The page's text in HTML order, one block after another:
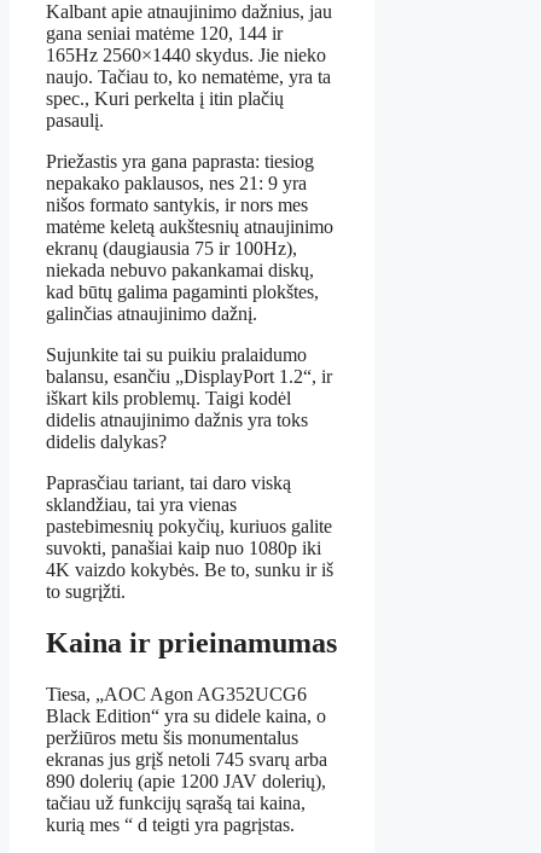
Kalbant apie atnaujinimo dažnius, jau
gana seniai matėme 120, 144 ir
165Hz 2560×1440 skydus. Jie nieko
naujo. Tačiau to, ko nematėme, yra ta
spec., Kuri perkelta į itin plačių
pasaulį.
Priežastis yra gana paprasta: tiesiog
nepakako paklausos, nes 21: 9 yra
nišos formato santykis, ir nors mes
matėme keletą aukštesnių atnaujinimo
ekranų (daugiausia 75 ir 100Hz),
niekada nebuvo pakankamai diskų,
kad būtų galima pagaminti plokštes,
galinčias atnaujinimo dažnį.
Sujunkite tai su puikiu pralaidumo
balansu, esančiu „DisplayPort 1.2“, ir
iškart kils problemų. Taigi kodėl
didelis atnaujinimo dažnis yra toks
didelis dalykas?
Paprasčiau tariant, tai daro viską
sklandžiau, tai yra vienas
pastebimesnių pokyčių, kuriuos galite
suvokti, panašiai kaip nuo 1080p iki
4K vaizdo kokybės. Be to, sunku ir iš
to sugrįžti.
Kaina ir prieinamumas
Tiesa, „AOC Agon AG352UCG6
Black Edition“ yra su didele kaina, o
peržiūros metu šis monumentalus
ekranas jus grįš netoli 745 svarų arba
890 dolerių (apie 1200 JAV dolerių),
tačiau už funkcijų sąrašą tai kaina,
kurią mes “ d teigti yra pagrįstas.